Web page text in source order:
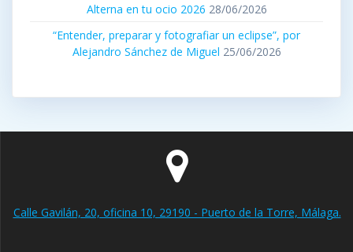
Alterna en tu ocio 2026 28/06/2026
“Entender, preparar y fotografiar un eclipse”, por
Alejandro Sánchez de Miguel 25/06/2026
Calle Gavilán, 20, oficina 10, 29190 - Puerto de la Torre, Málaga.